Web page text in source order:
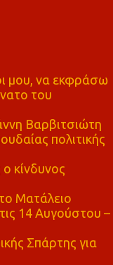
μου, να εκφράσω
του
Βαρβιτσιώτη
πολιτικής
κίνδυνος
Ματάλειο
14 Αυγούστου –
Σπάρτης για